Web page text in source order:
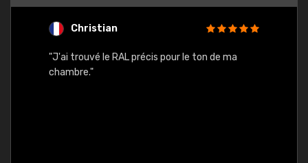
Christian
"J'ai trouvé le RAL précis pour le ton de ma
chambre."